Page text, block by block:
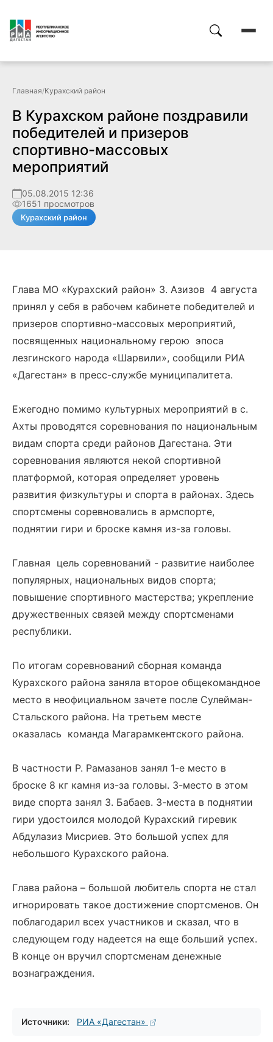
Главная/Курахский район
В Курахском районе поздравили
победителей и призеров
спортивно-массовых
мероприятий
05.08.2015 12:36
1651 просмотров
Курахский район
Глава МО «Курахский район» З. Азизов 4 августа
принял у себя в рабочем кабинете победителей и
призеров спортивно-массовых мероприятий,
посвященных национальному герою эпоса
лезгинского народа «Шарвили», сообщили РИА
«Дагестан» в пресс-службе муниципалитета.
Ежегодно помимо культурных мероприятий в с.
Ахты проводятся соревнования по национальным
видам спорта среди районов Дагестана. Эти
соревнования являются некой спортивной
платформой, которая определяет уровень
развития физкультуры и спорта в районах. Здесь
спортсмены соревновались в армспорте,
поднятии гири и броске камня из-за головы.
Главная цель соревнований - развитие наиболее
популярных, национальных видов спорта;
повышение спортивного мастерства; укрепление
дружественных связей между спортсменами
республики.
По итогам соревнований сборная команда
Курахского района заняла второе общекомандное
место в неофициальном зачете после Сулейман-
Стальского района. На третьем месте
оказалась команда Магарамкентского района.
В частности Р. Рамазанов занял 1-е место в
броске 8 кг камня из-за головы. 3-место в этом
виде спорта занял З. Бабаев. 3-места в поднятии
гири удостоился молодой Курахский гиревик
Абдулазиз Мисриев. Это большой успех для
небольшого Курахского района.
Глава района – большой любитель спорта не стал
игнорировать такое достижение спортсменов. Он
поблагодарил всех участников и сказал, что в
следующем году надеется на еще больший успех.
В конце он вручил спортсменам денежные
вознаграждения.
Источники: РИА «Дагестан»